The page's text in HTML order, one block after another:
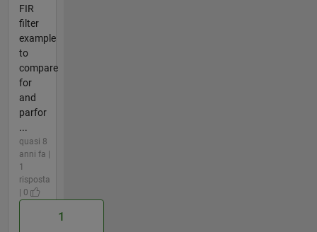
FIR
filter
example
to
compare
for
and
parfor
...
quasi 8
anni fa |
1
risposta
| 0
1